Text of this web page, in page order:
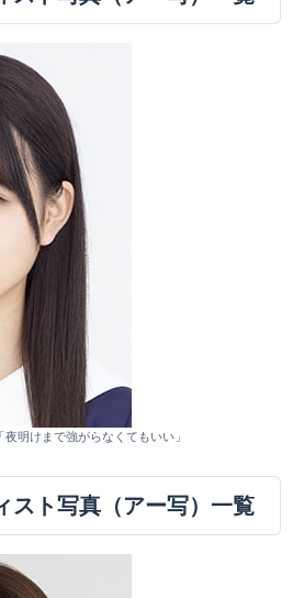
明けまで強がらなくてもいい」
スト写真（アー写）一覧